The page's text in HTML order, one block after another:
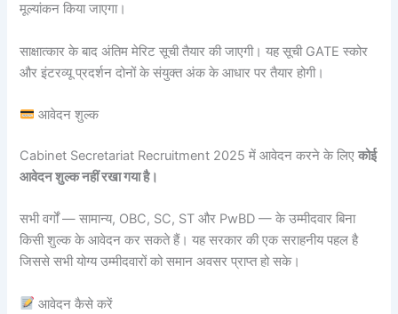
मूल्यांकन किया जाएगा।
साक्षात्कार के बाद अंतिम मेरिट सूची तैयार की जाएगी। यह सूची GATE स्कोर
और इंटरव्यू प्रदर्शन दोनों के संयुक्त अंक के आधार पर तैयार होगी।
आवेदन शुल्क
Cabinet Secretariat Recruitment 2025 में आवेदन करने के लिएकोई
आवेदन शुल्क नहीं रखा गया है।
सभी वर्गों — सामान्य, OBC, SC, ST और PwBD — के उम्मीदवार बिना
किसी शुल्क के आवेदन कर सकते हैं। यह सरकार की एक सराहनीय पहल है
जिससे सभी योग्य उम्मीदवारों को समान अवसर प्राप्त हो सके।
आवेदन कैसे करें